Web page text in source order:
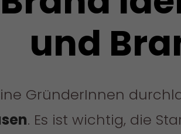
und
GründerInnen
. Es ist wichtig, die